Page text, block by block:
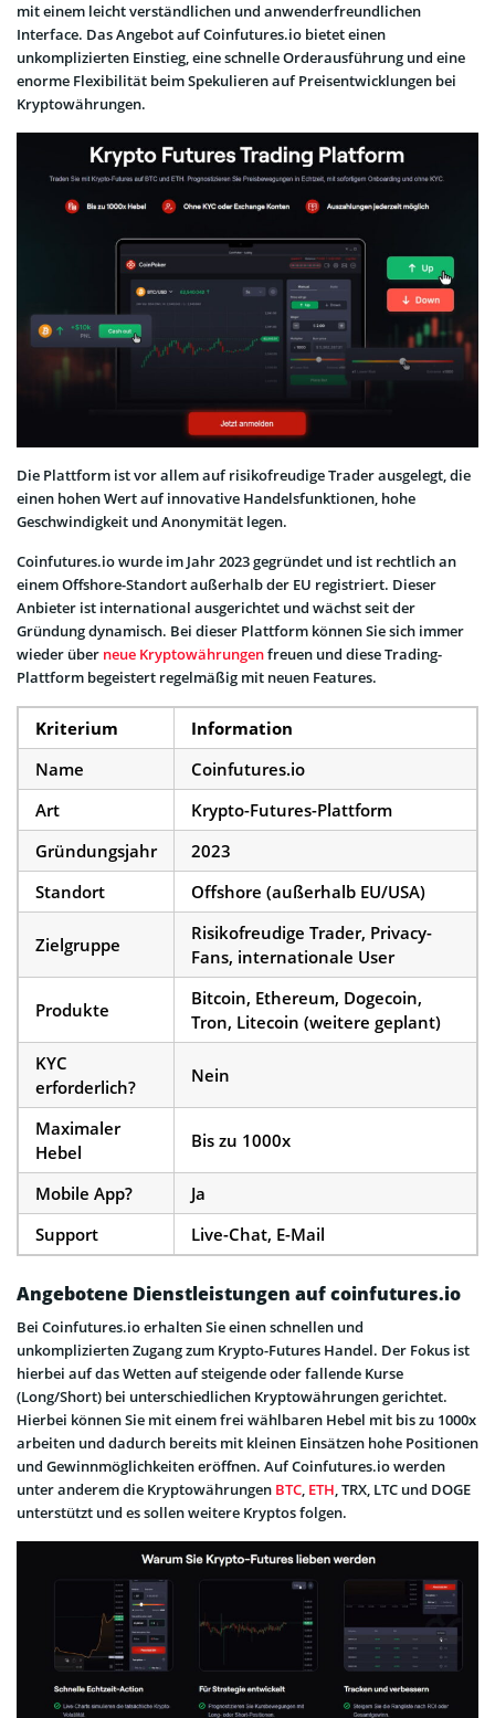
mit einem leicht verständlichen und anwenderfreundlichen
Interface. Das Angebot auf Coinfutures.io bietet einen
unkomplizierten Einstieg, eine schnelle Orderausführung und eine
enorme Flexibilität beim Spekulieren auf Preisentwicklungen bei
Kryptowährungen.
Die Plattform ist vor allem auf risikofreudige Trader ausgelegt, die
einen hohen Wert auf innovative Handelsfunktionen, hohe
Geschwindigkeit und Anonymität legen.
Coinfutures.io wurde im Jahr 2023 gegründet und ist rechtlich an
einem Offshore-Standort außerhalb der EU registriert. Dieser
Anbieter ist international ausgerichtet und wächst seit der
Gründung dynamisch. Bei dieser Plattform können Sie sich immer
wieder über neue Kryptowährungenfreuen und diese Trading-
Plattform begeistert regelmäßig mit neuen Features.
Kriterium
Information
Name
Coinfutures.io
Art
Krypto-Futures-Plattform
Gründungsjahr
2023
Standort
Offshore (außerhalb EU/USA)
Zielgruppe
Risikofreudige Trader, Privacy-
Fans, internationale User
Produkte
Bitcoin, Ethereum, Dogecoin,
Tron, Litecoin (weitere geplant)
KYC
erforderlich?
Nein
Maximaler
Hebel
Bis zu 1000x
Mobile App?
Ja
Support
Live-Chat, E-Mail
Angebotene Dienstleistungen auf coinfutures.io
Bei Coinfutures.io erhalten Sie einen schnellen und
unkomplizierten Zugang zum Krypto-Futures Handel. Der Fokus ist
hierbei auf das Wetten auf steigende oder fallende Kurse
(Long/Short) bei unterschiedlichen Kryptowährungen gerichtet.
Hierbei können Sie mit einem frei wählbaren Hebel mit bis zu 1000x
arbeiten und dadurch bereits mit kleinen Einsätzen hohe Positionen
und Gewinnmöglichkeiten eröffnen. Auf Coinfutures.io werden
unter anderem die Kryptowährungen BTC, ETH, TRX, LTC und DOGE
unterstützt und es sollen weitere Kryptos folgen.